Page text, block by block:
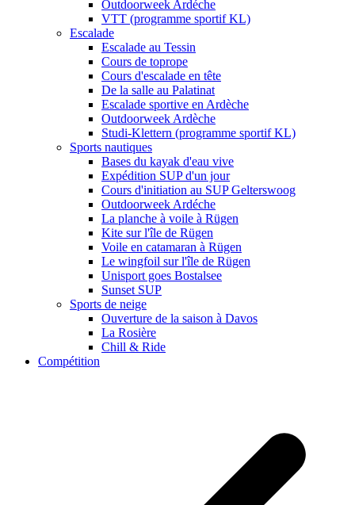
Outdoorweek Ardéche
VTT (programme sportif KL)
Escalade
Escalade au Tessin
Cours de toprope
Cours d'escalade en tête
De la salle au Palatinat
Escalade sportive en Ardèche
Outdoorweek Ardèche
Studi-Klettern (programme sportif KL)
Sports nautiques
Bases du kayak d'eau vive
Expédition SUP d'un jour
Cours d'initiation au SUP Gelterswoog
Outdoorweek Ardéche
La planche à voile à Rügen
Kite sur l'île de Rügen
Voile en catamaran à Rügen
Le wingfoil sur l'île de Rügen
Unisport goes Bostalsee
Sunset SUP
Sports de neige
Ouverture de la saison à Davos
La Rosière
Chill & Ride
Compétition